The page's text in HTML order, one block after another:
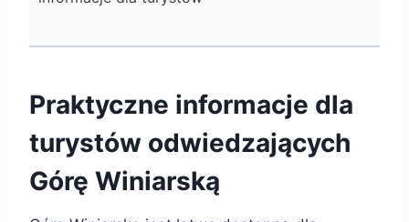
Praktyczne informacje dla
turystów odwiedzających
Górę Winiarską